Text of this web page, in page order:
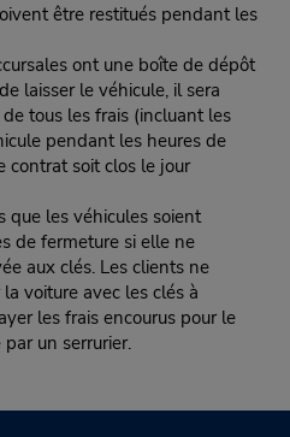
être restitués pendant les
ont une boîte de dépôt
laisser le véhicule, il sera
tous les frais (incluant les
pendant les heures de
contrat soit clos le jour
que les véhicules soient
de fermeture si elle ne
aux clés. Les clients ne
voiture avec les clés à
les frais encourus pour le
un serrurier.